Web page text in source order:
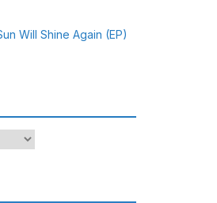
Will Shine Again (EP)